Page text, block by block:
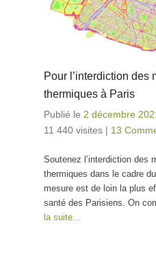
Pour l’interdiction des
thermiques à Paris
Publié le 2 décembre
11 440 visites | 13
Soutenez l’interdiction des
thermiques dans le cadre
mesure est de loin la plus
santé des Parisiens. On
la suite…